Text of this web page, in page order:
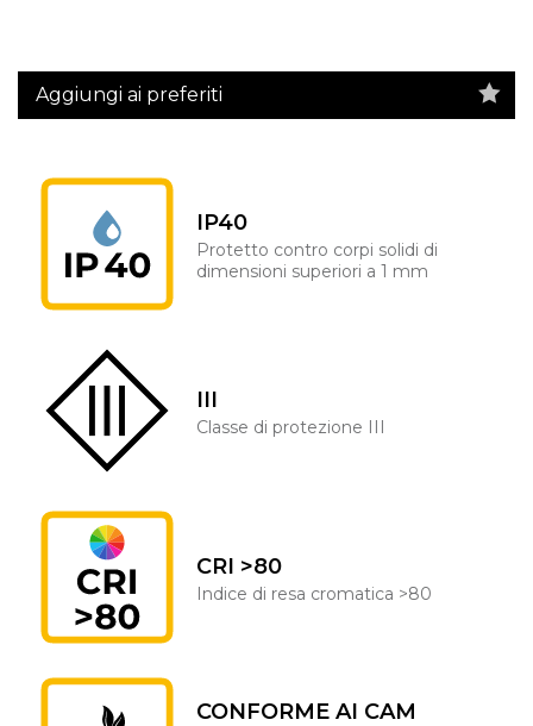
Aggiungi ai preferiti
IP40
Protetto contro corpi solidi di
dimensioni superiori a 1 mm
III
Classe di protezione III
CRI >80
Indice di resa cromatica >80
CONFORME AI CAM